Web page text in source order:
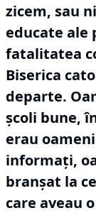
zicem, sau
educate ale
fatalitatea
Biserica
departe.
școli bune,
erau
informați,
branșat la
care aveau